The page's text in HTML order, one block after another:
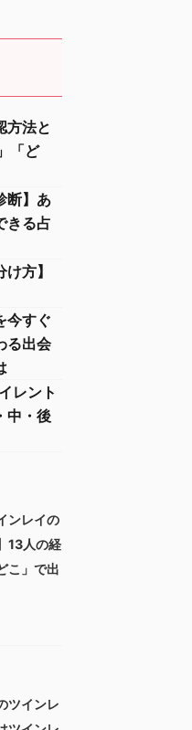
方法と
「ど
断】あ
きる占
方】
今すぐ
る出会
レント
中・後
ンレイの
13人の経
こ」で出
ツインレ